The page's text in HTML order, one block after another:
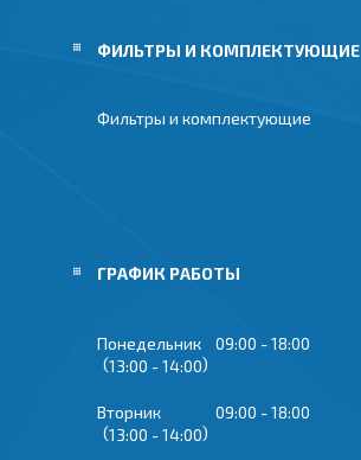
ФИЛЬТРЫ И КОМПЛЕКТУЮЩИЕ
Фильтры и комплектующие
ГРАФИК РАБОТЫ
Понедельник 09:00
18:00
13:00
14:00
Вторник 09:00
18:00
13:00
14:00